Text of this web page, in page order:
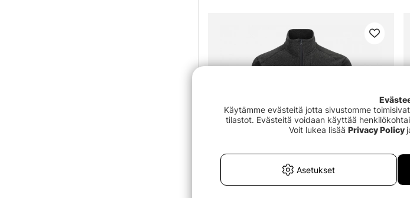
Käytämme evästeitä jotta sivustomme
tilastot. Evästeitä voidaan käyttää
Voit lukea lisää Privacy Policy
Asetukset